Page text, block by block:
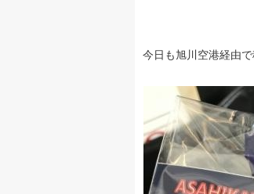
今日も旭川空港経由